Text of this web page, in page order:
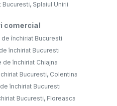
Splaiul Unirii
comercial
închiriat Bucuresti
închiriat Bucuresti
de închiriat Chiajna
Bucuresti, Colentina
închiriat Bucuresti
Bucuresti, Floreasca